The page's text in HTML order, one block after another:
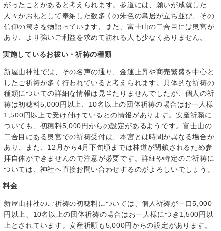
がったことがあると考えられます。参道には、願いが成就した
人々がお礼として奉納した数多くの朱色の鳥居が立ち並び、その
信仰の篤さを物語っています。また、富士山の二合目には奥宮が
あり、より強いご利益を求めて訪れる人も少なくありません。
実施しているお祓い・祈祷の種類
新屋山神社では、その名声の通り、金運上昇や商売繁盛を中心と
したご祈祷が多く行われていると考えられます。具体的な祈祷の
種類についての詳細な情報は見当たりませんでしたが、個人の祈
祷は初穂料5,000円以上、10名以上の団体祈祷の場合はお一人様
1,500円以上で受け付けているとの情報があります。安産祈願に
ついても、初穂料5,000円からの設定があるようです。富士山の
二合目にある奥宮での祈祷受付は、本宮とは時間が異なる場合が
あり、また、12月から4月下旬頃までは林道が閉鎖されるため参
拝自体ができませんので注意が必要です。詳細や特定のご祈祷に
ついては、神社へ直接お問い合わせするのがよろしいでしょう。
料金
新屋山神社のご祈祷の初穂料については、個人祈祷が一口5,000
円以上、10名以上の団体祈祷の場合はお一人様につき1,500円以
上とされています。安産祈願も5,000円からの設定があります。